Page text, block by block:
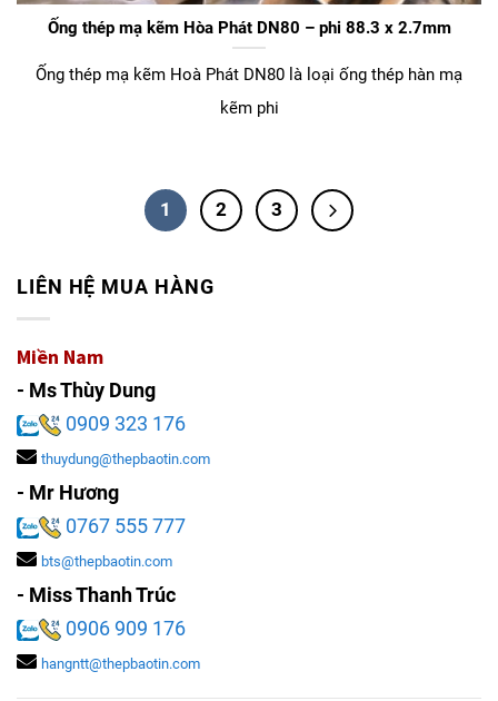
Ống thép mạ kẽm Hòa Phát DN80 – phi 88.3 x 2.7mm
Ống thép mạ kẽm Hoà Phát DN80 là loại ống thép hàn mạ
kẽm phi
1 2 3
LIÊN HỆ MUA HÀNG
Miền Nam
- Ms Thùy Dung
0909 323 176
thuydung@thepbaotin.com
- Mr Hương
0767 555 777
bts@thepbaotin.com
- Miss Thanh Trúc
0906 909 176
hangntt@thepbaotin.com